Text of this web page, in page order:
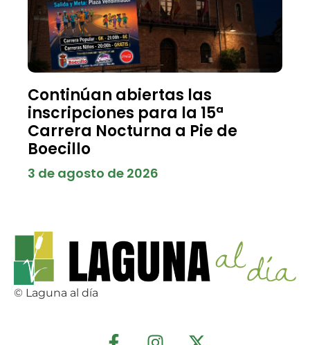
Continúan abiertas las
inscripciones para la 15ª
Carrera Nocturna a Pie de
Boecillo
3 de agosto de 2026
© Laguna al día